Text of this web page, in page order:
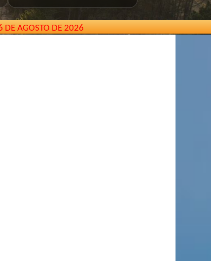
- Argentina //elcarterodepinamar@gmail.com
DE AGOSTO DE 2026